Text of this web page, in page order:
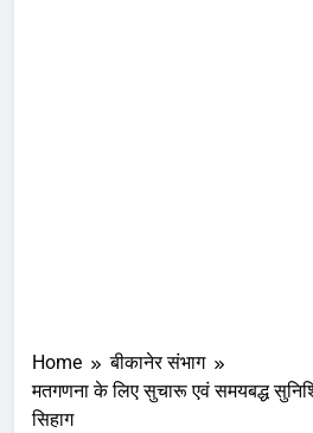
Home
बीकानेर संभाग
मतगणना के लिए सुचारू एवं समयबद्ध
सिहाग